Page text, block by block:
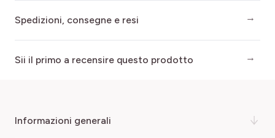
Spedizioni, consegne e resi
Sii il primo a recensire questo prodotto
informazioni generali